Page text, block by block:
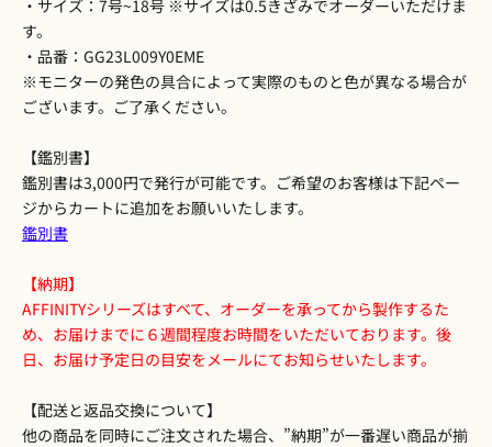
・サイズ：7号~18号 ※サイズは0.5きざみでオーダーいただけま
す。
・品番：GG23L009Y0EME
※モニターの発色の具合によって実際のものと色が異なる場合が
ございます。ご了承ください。
【鑑別書】
鑑別書は3,000円で発行が可能です。ご希望のお客様は下記ペー
ジからカートに追加をお願いいたします。
鑑別書
【納期】
AFFINITYシリーズはすべて、オーダーを承ってから製作するた
め、お届けまでに６週間程度お時間をいただいております。後
日、お届け予定日の目安をメールにてお知らせいたします。
【配送と返品交換について】
他の商品を同時にご注文された場合、”納期”が一番遅い商品が揃